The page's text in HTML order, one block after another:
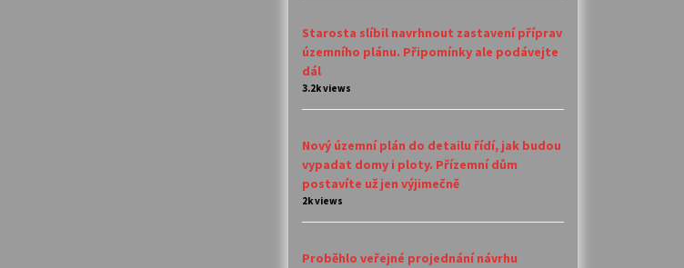
Starosta slíbil navrhnout zastavení příprav
územního plánu. Připomínky ale podávejte
dál
3.2k views
Nový územní plán do detailu řídí, jak budou
vypadat domy i ploty. Přízemní dům
postavíte už jen výjimečně
2k views
Proběhlo veřejné projednání návrhu